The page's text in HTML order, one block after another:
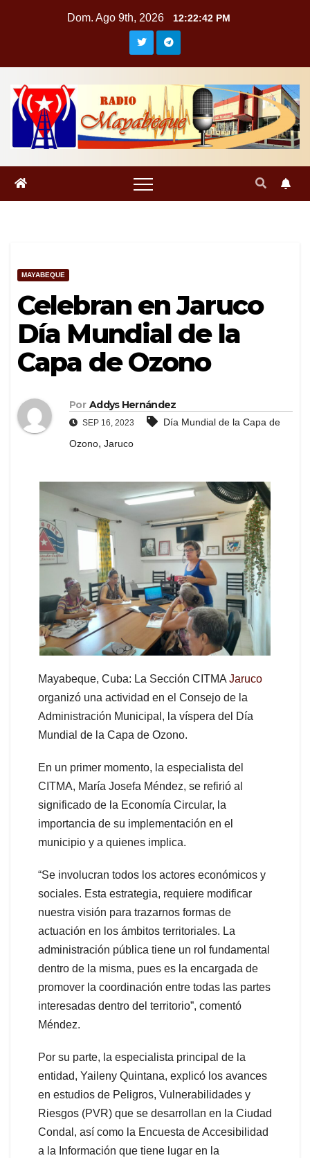
Dom. Ago 9th, 2026 12:22:43 PM
MAYABEQUE
Celebran en Jaruco
Día Mundial de la
Capa de Ozono
Por Addys Hernández
SEP 16, 2023
Día Mundial de la Capa de
Ozono, Jaruco
Mayabeque, Cuba: La Sección CITMA Jaruco
organizó una actividad en el Consejo de la
Administración Municipal, la víspera del Día
Mundial de la Capa de Ozono.
En un primer momento, la especialista del
CITMA, María Josefa Méndez, se refirió al
significado de la Economía Circular, la
importancia de su implementación en el
municipio y a quienes implica.
“Se involucran todos los actores económicos y
sociales. Esta estrategia, requiere modificar
nuestra visión para trazarnos formas de
actuación en los ámbitos territoriales. La
administración pública tiene un rol fundamental
dentro de la misma, pues es la encargada de
promover la coordinación entre todas las partes
interesadas dentro del territorio”, comentó
Méndez.
Por su parte, la especialista principal de la
entidad, Yaileny Quintana, explicó los avances
en estudios de Peligros, Vulnerabilidades y
Riesgos (PVR) que se desarrollan en la Ciudad
Condal, así como la Encuesta de Accesibilidad
a la Información que tiene lugar en la